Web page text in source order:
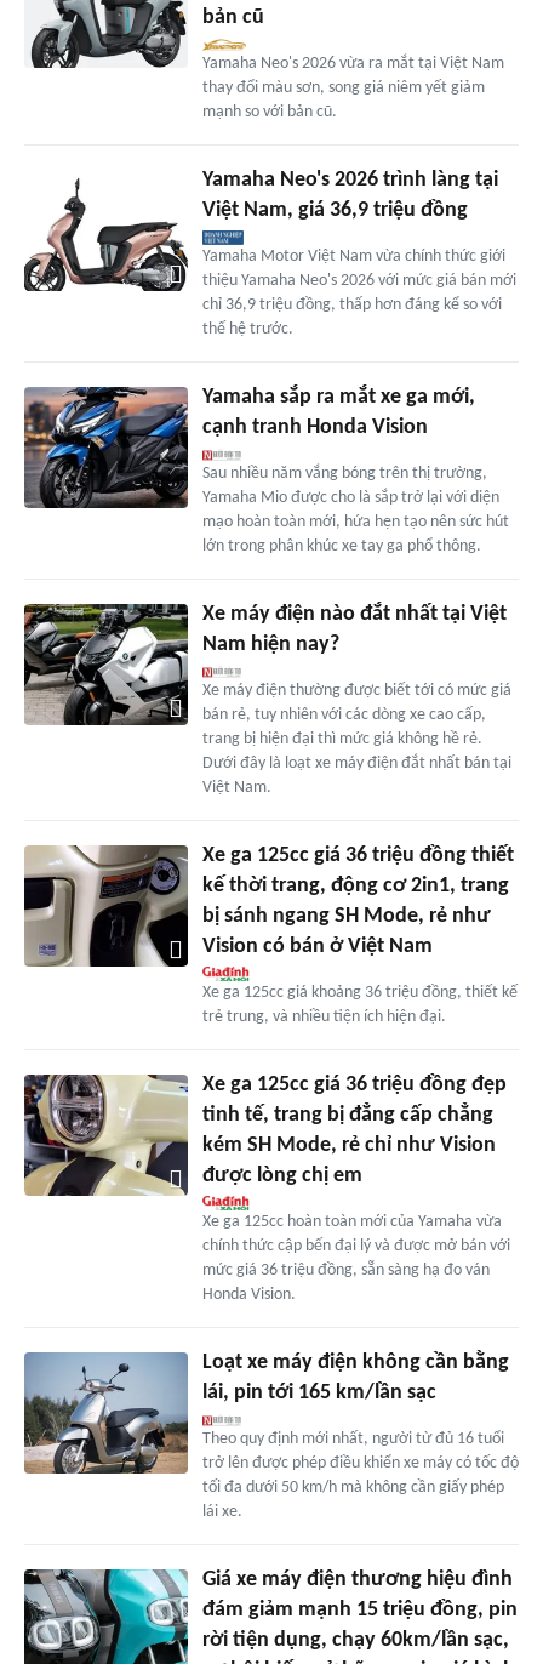
bản cũ
Yamaha Neo's 2026 vừa ra mắt tại Việt Nam
thay đổi màu sơn, song giá niêm yết giảm
mạnh so với bản cũ.
Yamaha Neo's 2026 trình làng tại
Việt Nam, giá 36,9 triệu đồng
Yamaha Motor Việt Nam vừa chính thức giới
thiệu Yamaha Neo's 2026 với mức giá bán mới
chỉ 36,9 triệu đồng, thấp hơn đáng kể so với
thế hệ trước.
Yamaha sắp ra mắt xe ga mới,
cạnh tranh Honda Vision
Sau nhiều năm vắng bóng trên thị trường,
Yamaha Mio được cho là sắp trở lại với diện
mạo hoàn toàn mới, hứa hẹn tạo nên sức hút
lớn trong phân khúc xe tay ga phổ thông.
Xe máy điện nào đắt nhất tại Việt
Nam hiện nay?
Xe máy điện thường được biết tới có mức giá
bán rẻ, tuy nhiên với các dòng xe cao cấp,
trang bị hiện đại thì mức giá không hề rẻ.
Dưới đây là loạt xe máy điện đắt nhất bán tại
Việt Nam.
Xe ga 125cc giá 36 triệu đồng thiết
kế thời trang, động cơ 2in1, trang
bị sánh ngang SH Mode, rẻ như
Vision có bán ở Việt Nam
Xe ga 125cc giá khoảng 36 triệu đồng, thiết kế
trẻ trung, và nhiều tiện ích hiện đại.
Xe ga 125cc giá 36 triệu đồng đẹp
tinh tế, trang bị đẳng cấp chẳng
kém SH Mode, rẻ chỉ như Vision
được lòng chị em
Xe ga 125cc hoàn toàn mới của Yamaha vừa
chính thức cập bến đại lý và được mở bán với
mức giá 36 triệu đồng, sẵn sàng hạ đo ván
Honda Vision.
Loạt xe máy điện không cần bằng
lái, pin tới 165 km/lần sạc
Theo quy định mới nhất, người từ đủ 16 tuổi
trở lên được phép điều khiển xe máy có tốc độ
tối đa dưới 50 km/h mà không cần giấy phép
lái xe.
Giá xe máy điện thương hiệu đình
đám giảm mạnh 15 triệu đồng, pin
rời tiện dụng, chạy 60km/lần sạc,